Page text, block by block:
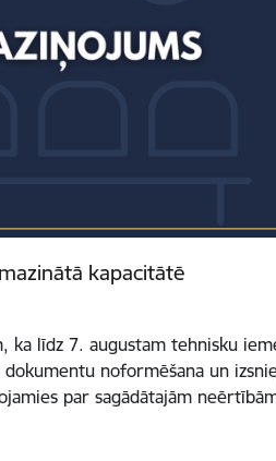
kapacitātē
līdz 7. augustam tehnisku
noformēšana un
par sagādātajām